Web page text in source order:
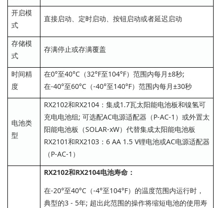
开启模
式
直接启动、定时启动、按钮启动或者延迟启动
存储模
式
存满停止或存满覆盖
时间精
度
在0°至40°C（32°F至104°F）范围内每月±8秒;
在-40°至60°C（-40°至140°F）范围内每月±30秒
电池类
型
RX2102和RX2104：集成1.7瓦太阳能电池板和镍氢可
充电电池组; 可选配AC电源适配器（P-AC-1）或外置太
阳能电池板（SOLAR-xW）代替集成太阳能电池板
RX2101和RX2103：6 AA 1.5 V锂电池或AC电源适配器
（P-AC-1）
RX2102和RX2104电池寿命：
在-20°至40°C（-4°至104°F）的温度范围内运行时，
典型的3 - 5年; 超出此范围的操作将缩短电池的使用寿